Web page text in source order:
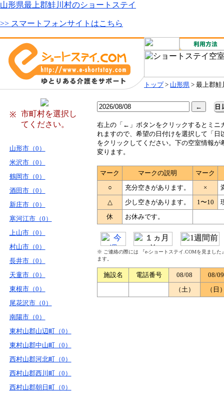
山形県最上郡鮭川村のショートステイ
>> スマートフォンサイトはこちら
トップ> 山形県 > 最上郡鮭
※
市町村を選択し
てください。
山形市（0）
米沢市（0）
鶴岡市（0）
酒田市（0）
新庄市（0）
寒河江市（0）
上山市（0）
村山市（0）
長井市（0）
天童市（0）
東根市（0）
尾花沢市（0）
南陽市（0）
東村山郡山辺町（0）
東村山郡中山町（0）
西村山郡河北町（0）
西村山郡西川町（0）
西村山郡朝日町（0）
右上の「←」ボタンをクリックするとミニ
れますので、希望の日付けを選択して「日
をクリックしてください。下の空室情報が
変ります。
マーク マークの説明
マーク
○
充分空きがあります。 ×
△
少し空きがあります。 1〜10
休
お休みです。
※ ご連絡の際には 『e-ショートステイ.COMを見まし
ます。
施設名 電話番号 08/08
08/09
（土）
（日